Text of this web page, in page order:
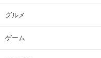
グルメ
ゲーム